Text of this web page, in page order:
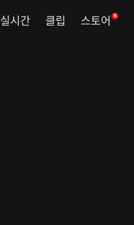
실시간 클립 스토어 N